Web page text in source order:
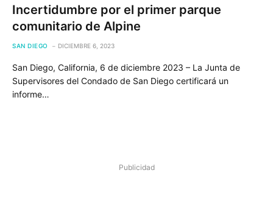
Incertidumbre por el primer parque
comunitario de Alpine
SAN DIEGO DICIEMBRE 6, 2023
San Diego, California, 6 de diciembre 2023 – La Junta de
Supervisores del Condado de San Diego certificará un
informe…
Publicidad